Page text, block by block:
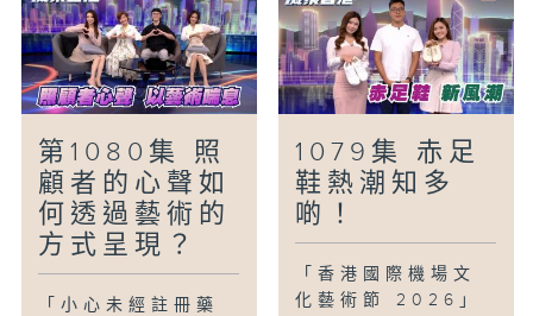
「香港美食-民生美食關注組-大澳文物美食
遊」
大澳被譽為是港版威尼斯，當中有一間由大
澳舊警署改建而成的文物酒店，保留了前身
澳昔日情懷，除了視覺享受，酒店內的餐廳
亦特別採用本土食材炮製新派美食，好讓旅
客大快朵頤！
「童話香港-世界盃」
隨著 2026 年美加墨世界盃臨近，許多國
第1080集 照
顧者的心聲如
何透過藝術的
方式呈現？
「小心未經註冊藥
1079集 赤足
鞋熱潮知多
啲！
「香港國際機場文
化藝術節 2026」